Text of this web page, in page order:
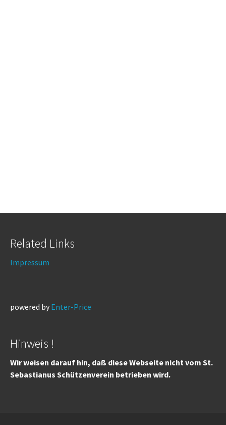
Related Links
Impressum
powered by Enter-Price
Hinweis !
Wir weisen darauf hin, daß diese Webseite nicht vom St.
Sebastianus Schützenverein betrieben wird.